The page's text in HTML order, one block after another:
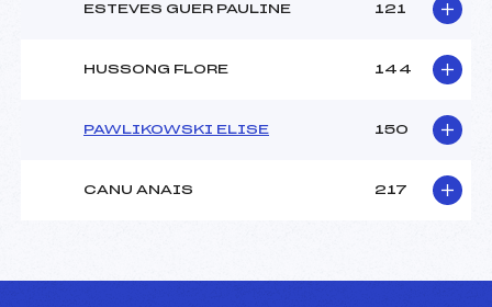
ESTEVES GUER PAULINE 121
HUSSONG FLORE 144
PAWLIKOWSKI ELISE 150
CANU ANAIS 217